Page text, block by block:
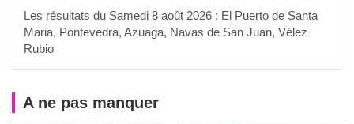
Les résultats du Samedi 8 août 2026 : El Puerto de Santa
Maria, Pontevedra, Azuaga, Navas de San Juan, Vélez
Rubio
A ne pas manquer